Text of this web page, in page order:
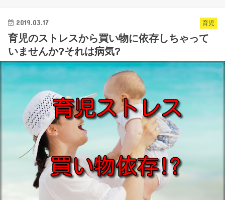
育児
2019.03.17
育児のストレスから買い物に依存しちゃって
いませんか?それは病気?